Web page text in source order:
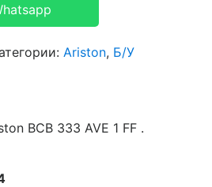
Ariston, Б/У
BCB 333 AVE 1 FF .